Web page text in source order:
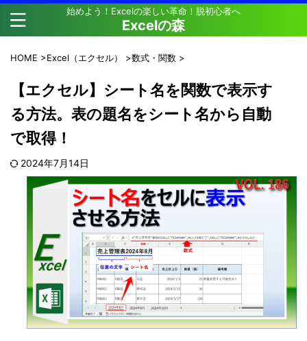
始めよう！Excelの楽しい革命！脱初心者へ
Excelの森
HOME >Excel（エクセル） >数式・関数 >
【エクセル】シート名を関数で表示す
る方法。表の題名をシート名から自動
で取得！
2024年7月14日